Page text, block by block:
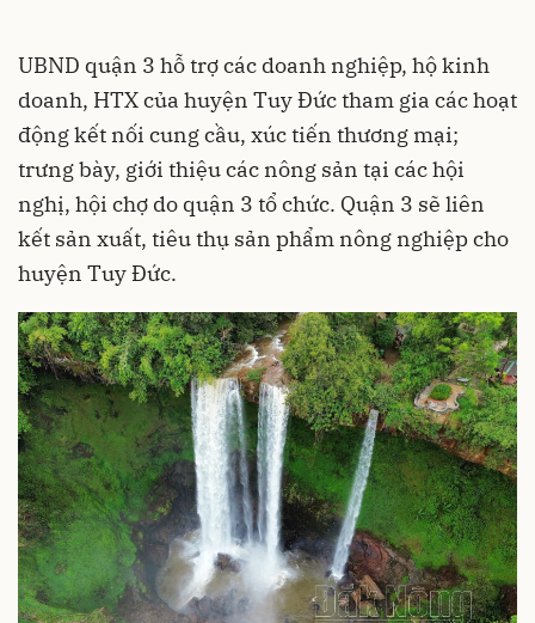
UBND quận 3 hỗ trợ các doanh nghiệp, hộ kinh
doanh, HTX của huyện Tuy Đức tham gia các hoạt
động kết nối cung cầu, xúc tiến thương mại;
trưng bày, giới thiệu các nông sản tại các hội
nghị, hội chợ do quận 3 tổ chức. Quận 3 sẽ liên
kết sản xuất, tiêu thụ sản phẩm nông nghiệp cho
huyện Tuy Đức.